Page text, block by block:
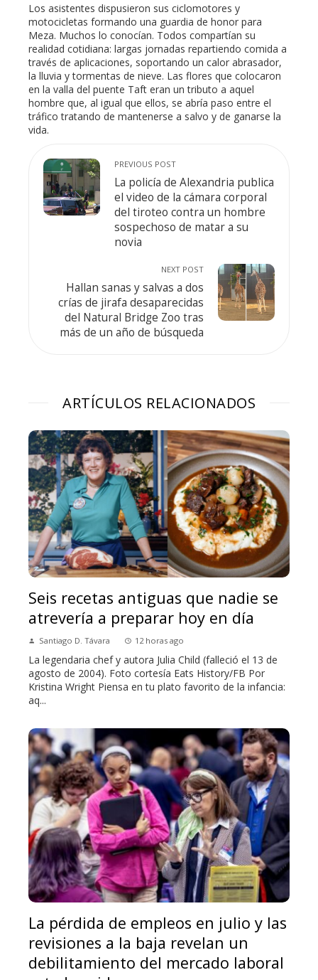
Los asistentes dispusieron sus ciclomotores y
motocicletas formando una guardia de honor para
Meza. Muchos lo conocían. Todos compartían su
realidad cotidiana: largas jornadas repartiendo comida a
través de aplicaciones, soportando un calor abrasador,
la lluvia y tormentas de nieve. Las flores que colocaron
en la valla del puente Taft eran un tributo a aquel
hombre que, al igual que ellos, se abría paso entre el
tráfico tratando de mantenerse a salvo y de ganarse la
vida.
PREVIOUS POST
La policía de Alexandria publica
el video de la cámara corporal
del tiroteo contra un hombre
sospechoso de matar a su
novia
NEXT POST
Hallan sanas y salvas a dos
crías de jirafa desaparecidas
del Natural Bridge Zoo tras
más de un año de búsqueda
ARTÍCULOS RELACIONADOS
Seis recetas antiguas que nadie se
atrevería a preparar hoy en día
Santiago D. Távara 12 horas ago
La legendaria chef y autora Julia Child (falleció el 13 de
agosto de 2004). Foto cortesía Eats History/FB Por
Kristina Wright Piensa en tu plato favorito de la infancia:
aq...
La pérdida de empleos en julio y las
revisiones a la baja revelan un
debilitamiento del mercado laboral